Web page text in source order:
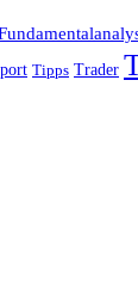
Tipps Trader